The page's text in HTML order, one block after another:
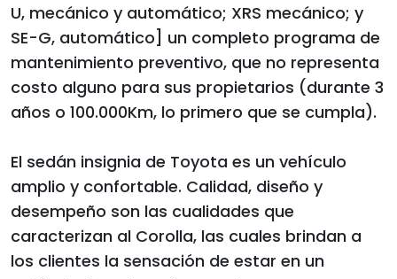
U, mecánico y automático; XRS mecánico; y
SE-G, automático] un completo programa de
mantenimiento preventivo, que no representa
costo alguno para sus propietarios (durante 3
años o 100.000Km, lo primero que se cumpla).
El sedán insignia de Toyota es un vehículo
amplio y confortable. Calidad, diseño y
desempeño son las cualidades que
caracterizan al Corolla, las cuales brindan a
los clientes la sensación de estar en un